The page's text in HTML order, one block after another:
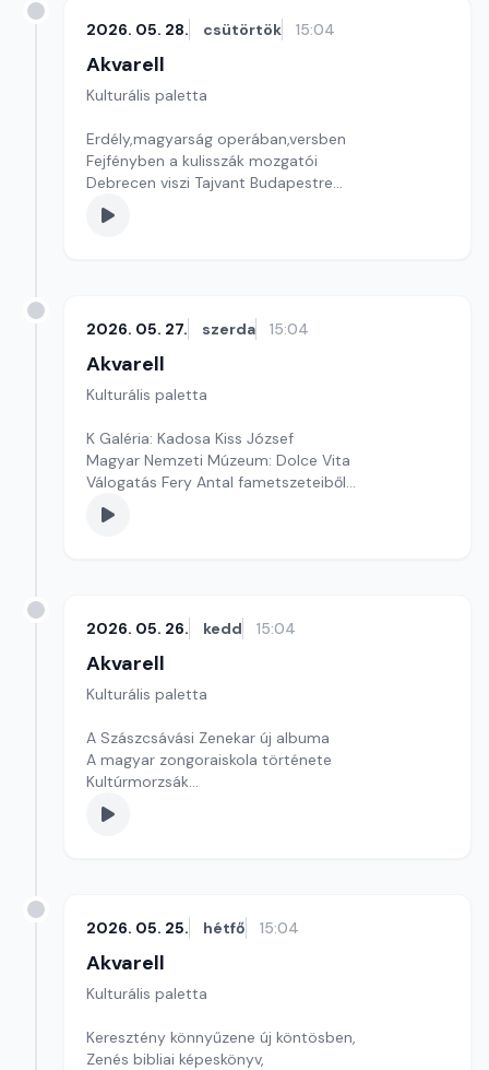
2026. 05. 28. csütörtök 15:04
Akvarell
Kulturális paletta
Erdély,magyarság operában,versben
Fejfényben a kulisszák mozgatói
Debrecen viszi Tajvant Budapestre
Szerkesztő: Nagy György András
2026. 05. 27. szerda 15:04
Akvarell
Kulturális paletta
K Galéria: Kadosa Kiss József
Magyar Nemzeti Múzeum: Dolce Vita
Válogatás Fery Antal fametszeteiből
Szerkesztő: Fazekas Gyöngyvér
2026. 05. 26. kedd 15:04
Akvarell
Kulturális paletta
A Szászcsávási Zenekar új albuma
A magyar zongoraiskola története
Kultúrmorzsák
Szerkesztő: Csuth Judit
2026. 05. 25. hétfő 15:04
Akvarell
Kulturális paletta
Keresztény könnyűzene új köntösben,
Zenés bibliai képeskönyv,